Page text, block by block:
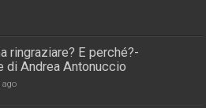
ringraziare? E perché?-
di Andrea Antonuccio
ago